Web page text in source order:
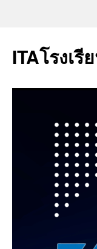
ITAโรงเ